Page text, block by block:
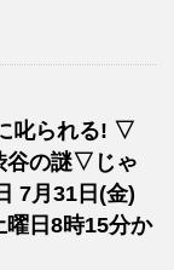
叱られる! ▽
谷の謎▽じゃ
7月31日(金)
日8時15分か